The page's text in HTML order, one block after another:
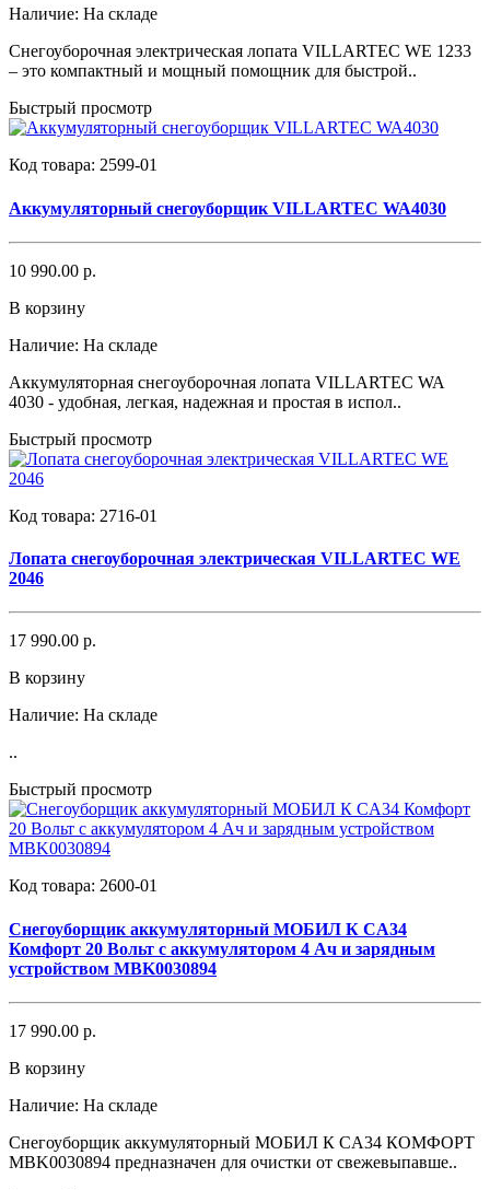
Наличие: На складе
Снегоуборочная электрическая лопата VILLARTEC WE 1233
– это компактный и мощный помощник для быстрой..
Быстрый просмотр
Код товара: 2599-01
Аккумуляторный снегоуборщик VILLARTEC WA4030
10 990.00 р.
В корзину
Наличие: На складе
Аккумуляторная снегоуборочная лопата VILLARTEC WA
4030 - удобная, легкая, надежная и простая в испол..
Быстрый просмотр
Код товара: 2716-01
Лопата снегоуборочная электрическая VILLARTEC WE
2046
17 990.00 р.
В корзину
Наличие: На складе
..
Быстрый просмотр
Код товара: 2600-01
Снегоуборщик аккумуляторный МОБИЛ К CA34
Комфорт 20 Вольт с аккумулятором 4 Ач и зарядным
устройством MBK0030894
17 990.00 р.
В корзину
Наличие: На складе
Снегоуборщик аккумуляторный МОБИЛ К CA34 КОМФОРТ
MBK0030894 предназначен для очистки от свежевыпавше..